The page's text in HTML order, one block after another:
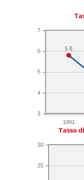
1991
3
4
5
6
7
5.8
Tasso
25
30